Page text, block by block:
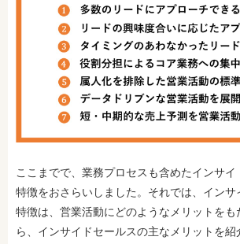
ここまでで、業務プロセスも含めたインサ
特徴をおさらいしました。それでは、インサ
特徴は、営業活動にどのようなメリットを
ら、インサイドセールスの主なメリットを紹